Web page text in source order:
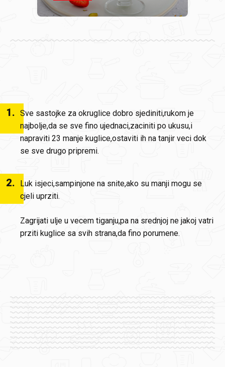
1. Sve sastojke za okruglice dobro sjediniti,rukom je
najbolje,da se sve fino ujednaci,zaciniti po ukusu,i
napraviti 23 manje kuglice,ostaviti ih na tanjir veci dok
se sve drugo pripremi.
2.
Luk isjeci,sampinjone na snite,ako su manji mogu se
cjeli uprziti.
Zagrijati ulje u vecem tiganju,pa na srednjoj ne jakoj vatri
prziti kuglice sa svih strana,da fino porumene.